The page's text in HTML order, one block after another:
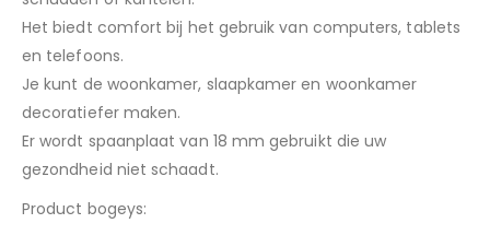
Het biedt comfort bij het gebruik van computers, tablets
en telefoons.
Je kunt de woonkamer, slaapkamer en woonkamer
decoratiefer maken.
Er wordt spaanplaat van 18 mm gebruikt die uw
gezondheid niet schaadt.
Product bogeys: